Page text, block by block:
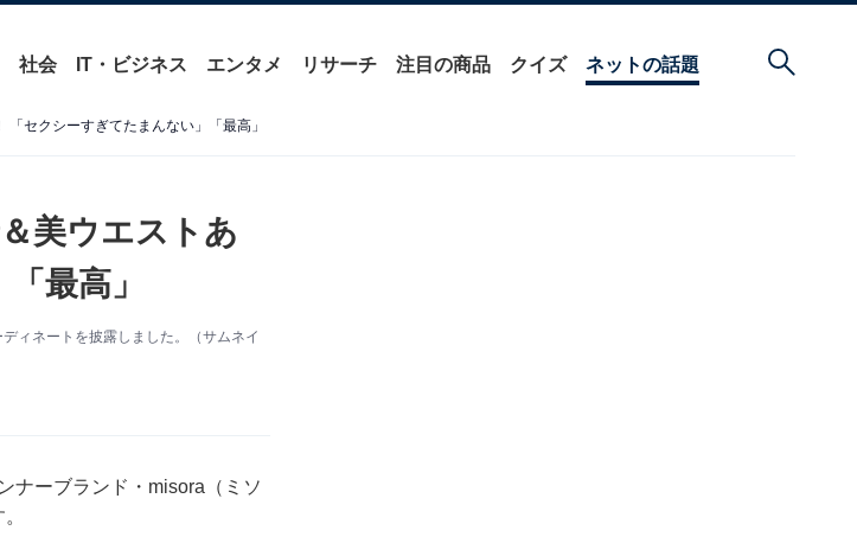
社会 IT・ビジネス エンタメ リサーチ 注目の商品 クイズ ネットの話題
セクシーすぎてたまんない」「最高」
美ウエストあ
最高」
ィネートを披露しました。（サムネイ
ナーブランド・misora（ミソ